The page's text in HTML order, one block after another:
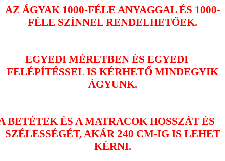
AZ ÁGYAK 1000-FÉLE ANYAGGAL ÉS 1000-
FÉLE SZÍNNEL RENDELHETŐEK.
EGYEDI MÉRETBEN ÉS EGYEDI
FELÉPÍTÉSSEL IS KÉRHETŐ MINDEGYIK
ÁGYUNK.
BETÉTEK ÉS A MATRACOK HOSSZÁT ÉS
SZÉLESSÉGÉT, AKÁR 240 CM-IG IS LEHET
KÉRNI.